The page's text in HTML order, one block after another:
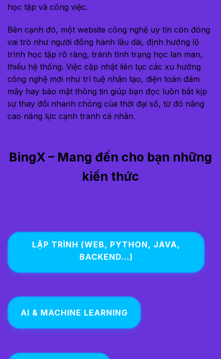
học tập và công việc.
Bên cạnh đó, một website công nghệ uy tín còn đóng
vai trò như người đồng hành lâu dài, định hướng lộ
trình học tập rõ ràng, tránh tình trạng học lan man,
thiếu hệ thống. Việc cập nhật liên tục các xu hướng
công nghệ mới như trí tuệ nhân tạo, điện toán đám
mây hay bảo mật thông tin giúp bạn đọc luôn bắt kịp
sự thay đổi nhanh chóng của thời đại số, từ đó nâng
cao năng lực cạnh tranh cá nhân.
BingX – Mang đến cho bạn những
kiến thức
LẬP TRÌNH (WEB, PYTHON, JAVA,
BACKEND…)
AI & MACHINE LEARNING